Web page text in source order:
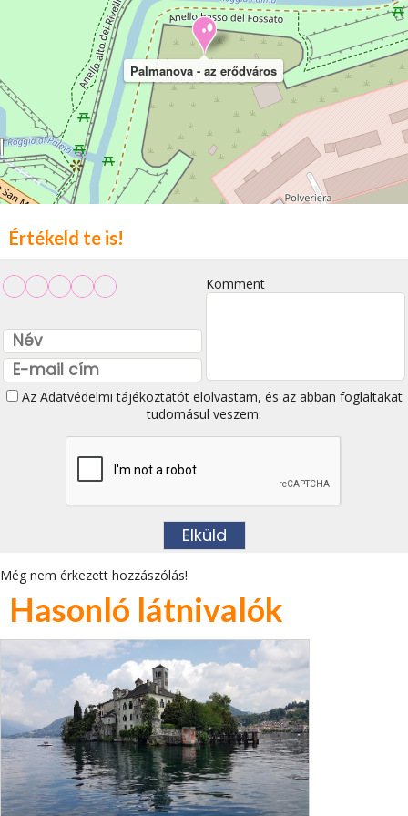
Palmanova - az erődváros
Értékeld te is!
Komment
Az Adatvédelmi tájékoztatótelolvastam, és az abban foglaltakat
tudomásul veszem.
Még nem érkezett hozzászólás!
Hasonló látnivalók